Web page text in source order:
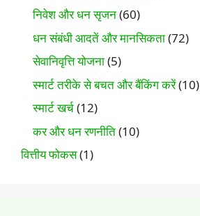
निवेश और धन सृजन(60)
धन संबंधी आदतें और मानसिकता(72)
सेवानिवृत्ति योजना(5)
स्मार्ट तरीके से बचत और बैंकिंग करें(10)
स्मार्ट खर्च(12)
कर और धन रणनीति(10)
वित्तीय फोकस(1)